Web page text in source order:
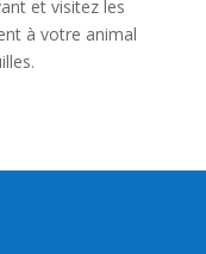
et visitez les
à votre animal